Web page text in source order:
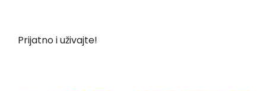
Prijatno i uživajte!